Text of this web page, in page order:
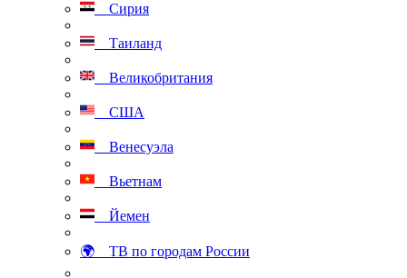
Сирия
Таиланд
Великобритания
США
Венесуэла
Вьетнам
Йемен
🌍 ТВ по городам России